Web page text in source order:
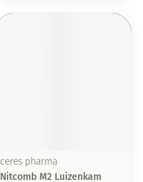
ceres pharma
Nitcomb M2 Luizenkam